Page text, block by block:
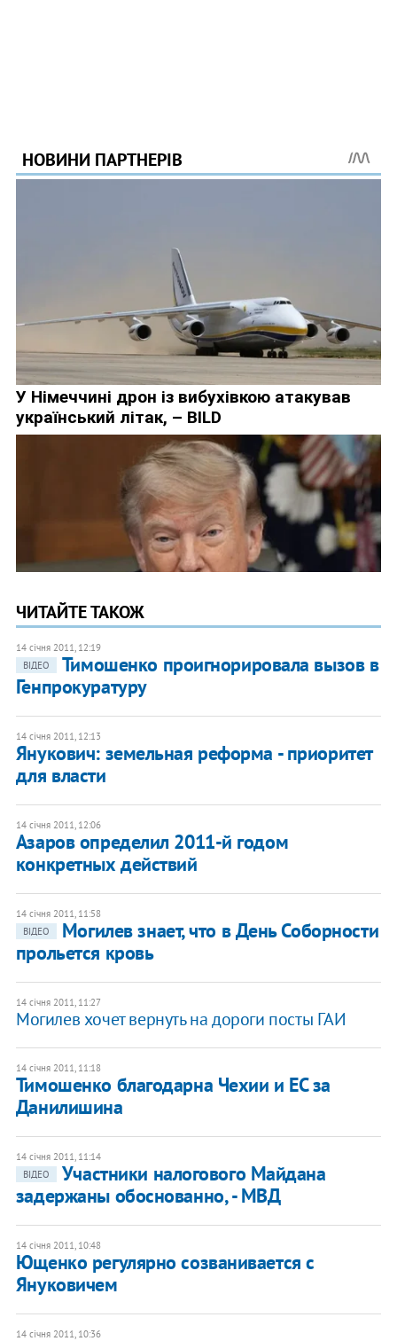
ЧИТАЙТЕ ТАКОЖ
14 січня 2011, 12:19
ВІДЕО
Тимошенко проигнорировала вызов в
Генпрокуратуру
14 січня 2011, 12:13
Янукович: земельная реформа - приоритет
для власти
14 січня 2011, 12:06
Азаров определил 2011-й годом
конкретных действий
14 січня 2011, 11:58
ВІДЕО
Могилев знает, что в День Соборности
прольется кровь
14 січня 2011, 11:27
Могилев хочет вернуть на дороги посты ГАИ
14 січня 2011, 11:18
Тимошенко благодарна Чехии и ЕС за
Данилишина
14 січня 2011, 11:14
ВІДЕО
Участники налогового Майдана
задержаны обоснованно, - МВД
14 січня 2011, 10:48
Ющенко регулярно созванивается с
Януковичем
14 січня 2011, 10:36